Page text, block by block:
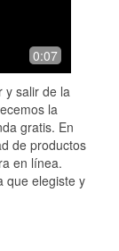
0:07
y salir de la
la
gratis. En
de productos
en línea.
que elegiste y